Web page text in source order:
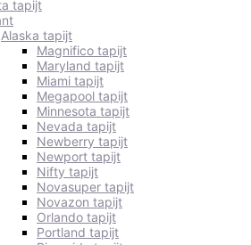
tapijt
Alaska tapijt
Magnifico tapijt
Maryland tapijt
Miami tapijt
Megapool tapijt
Minnesota tapijt
Nevada tapijt
Newberry tapijt
Newport tapijt
Nifty tapijt
Novasuper tapijt
Novazon tapijt
Orlando tapijt
Portland tapijt